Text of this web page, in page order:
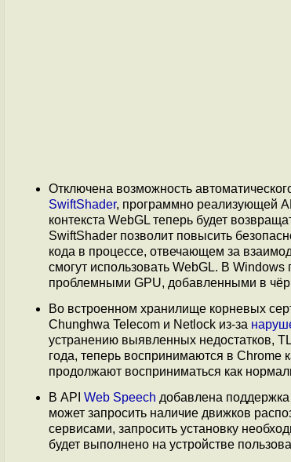
Отключена возможность
SwiftShader, программно реализующей
контекста WebGL теперь будет
SwiftShader позволит повысить
кода в процессе, отвечающем за
смогут использовать WebGL. В
проблемными GPU, добавленными в
Во встроенном хранилище корневых
Chunghwa Telecom и Netlock из-за
устранению выявленных недостатков,
года, теперь воспринимаются в
продолжают восприниматься как
В API Web Speech добавлена
может запросить наличие движков
сервисами, запросить установку
будет выполнено на устройстве